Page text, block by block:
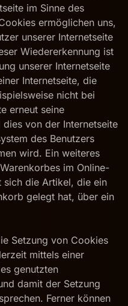
im Sinne des
ermöglichen uns,
unserer Internetseite
Wiedererkennung ist
unserer Internetseite
Internetseite, die
nicht bei
erneut seine
von der Internetseite
des Benutzers
wird. Ein weiteres
im Online-
sich die Artikel, die ein
gelegt hat, über ein
Setzung von Cookies
mittels einer
genutzten
damit der Setzung
Ferner können